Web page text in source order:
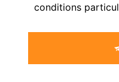
conditions